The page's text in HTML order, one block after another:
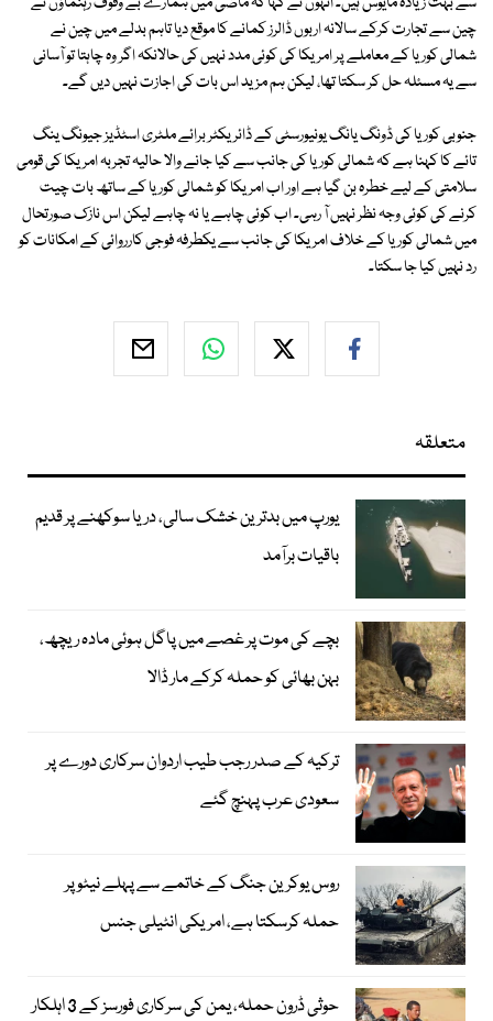
چین سے تجارت کرکے سالانہ اربوں ڈالرز کمانے کا موقع دیا تاہم بدلے میں چین نے
شمالی کوریا کے معاملے پر امریکا کی کوئی مدد نہیں کی حالانکہ اگر وہ چاہتا تو آسانی
سے یہ مسئلہ حل کر سکتا تھا، لیکن ہم مزید اس بات کی اجازت نہیں دیں گے۔
جنوبی کوریا کی ڈونگ یانگ یونیورسٹی کے ڈائریکٹر برائے ملٹری اسٹڈیز جیونگ ینگ
تائے کا کہنا ہے کہ شمالی کوریا کی جانب سے کیا جانے والا حالیہ تجربہ امریکا کی قومی
سلامتی کے لیے خطرہ بن گیا ہے اور اب امریکا کو شمالی کوریا کے ساتھ بات چیت
کرنے کی کوئی وجہ نظر نہیں آ رہی۔ اب کوئی چاہے یا نہ چاہے لیکن اس نازک صورتحال
میں شمالی کوریا کے خلاف امریکا کی جانب سے یکطرفہ فوجی کارروائی کے امکانات کو
رد نہیں کیا جا سکتا۔
متعلقہ
یورپ میں بدترین خشک سالی، دریا سوکھنے پر قدیم
باقیات برآمد
بچے کی موت پر غصے میں پاگل ہوئی مادہ ریچھ،
بہن بھائی کو حملہ کرکے مار ڈالا
ترکیہ کے صدر رجب طیب اردوان سرکاری دورے پر
سعودی عرب پہنچ گئے
روس یوکرین جنگ کے خاتمے سے پہلے نیٹو پر
حملہ کرسکتا ہے، امریکی انٹیلی جنس
حوثی ڈرون حملہ، یمن کی سرکاری فورسز کے 3 اہلکار